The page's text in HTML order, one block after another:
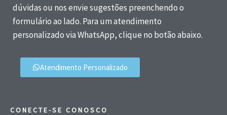
dúvidas ou nos envie sugestões preenchendo o
formulário ao lado. Para um atendimento
personalizado via WhatsApp, clique no botão abaixo.
Atendimento Personalizado
CONECTE-SE CONOSCO